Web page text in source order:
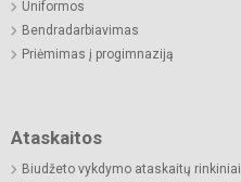
Uniformos
Bendradarbiavimas
Priėmimas į progimnaziją
Ataskaitos
Biudžeto vykdymo ataskaitų rinkiniai